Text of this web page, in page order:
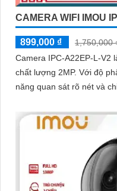
CAMERA WIFI IMOU
899,000 ₫
1,750,000
Camera IPC-A22EP-L-V2
chất lượng 2MP. Với độ phân giải Full HD, camera này có khả